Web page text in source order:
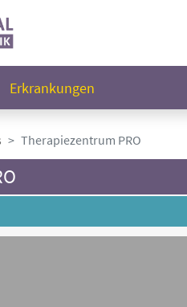
Erkrankungen
Therapiezentrum PRO